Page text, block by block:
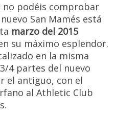
no podéis comprobar
San Mamés está
marzo del 2015
su máximo esplendor.
en la misma
4 partes del nuevo
el antiguo, con el
al Athletic Club